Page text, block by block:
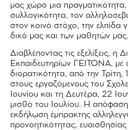
μας χώρο μια πραγματικότητα,
συλλογικότητα, τον
στον κοινό στόχο, την ελπίδα
δικό μας και των μαθητών μας.
Διαβλέποντας τις εξελίξεις, η
Εκπαιδευτηρίων ΓΕΙΤΟΝΑ, με
διορατικότητα, από την Τρίτη,
στους εργαζόμενους του
Ιουνίου και τη Δευτέρα, 22
μισθό του Ιουλίου. Η
εκδήλωση έμπρακτης
προνοητικότητας,